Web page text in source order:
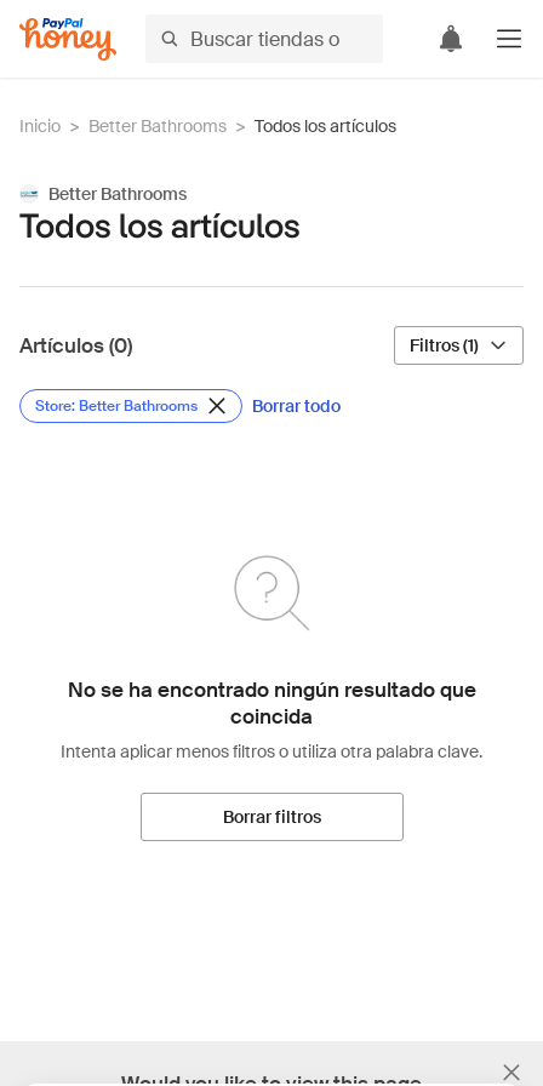
Inicio > Better Bathrooms > Todos los artículos
Better Bathrooms
Todos los artículos
Artículos (0) Filtros (1)
Store: Better Bathrooms Borrar todo
No se ha encontrado ningún resultado que
coincida
Intenta aplicar menos filtros o utiliza otra palabra clave.
Borrar filtros